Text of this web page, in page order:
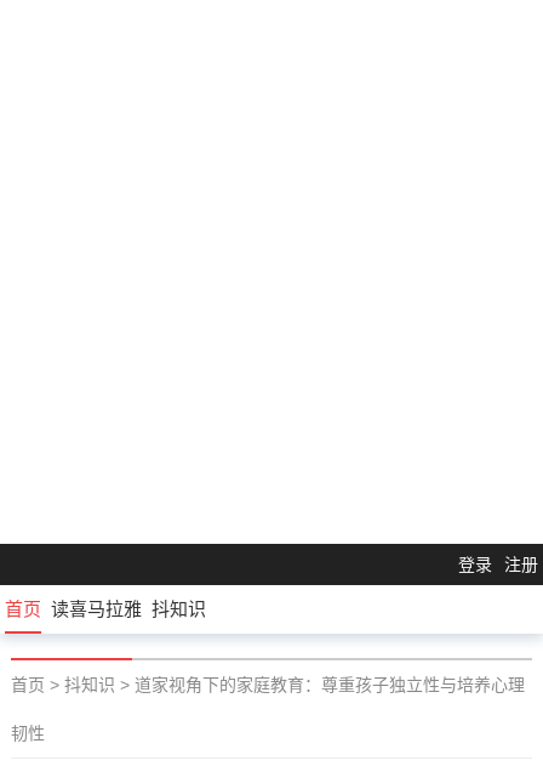
登录 注册
首页 读喜马拉雅 抖知识
首页 > 抖知识 > 道家视角下的家庭教育：尊重孩子独立性与培养心理
韧性